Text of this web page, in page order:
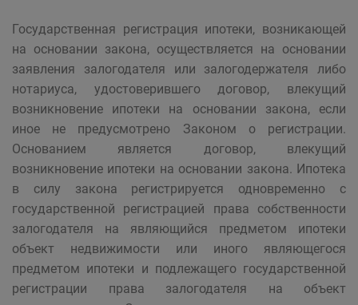
Государственная регистрация ипотеки, возникающей
на основании закона, осуществляется на основании
заявления залогодателя или залогодержателя либо
нотариуса, удостоверившего договор, влекущий
возникновение ипотеки на основании закона, если
иное не предусмотрено Законом о регистрации.
Основанием является договор, влекущий
возникновение ипотеки на основании закона. Ипотека
в силу закона регистрируется одновременно с
государственной регистрацией права собственности
залогодателя на являющийся предметом ипотеки
объект недвижимости или иного являющегося
предметом ипотеки и подлежащего государственной
регистрации права залогодателя на объект